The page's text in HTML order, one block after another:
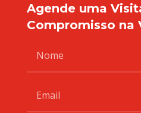
Agende uma
Compromisso na